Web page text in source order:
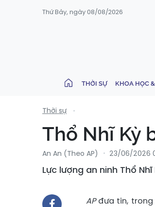
Thứ Bảy, ngày 08/08/2026
THỜI SỰ KHOA HỌC
Thời sự
Thổ Nhĩ Kỳ
An An (Theo AP) 23/06/2026
Lực lượng an ninh Thổ
APđưa tin, trong